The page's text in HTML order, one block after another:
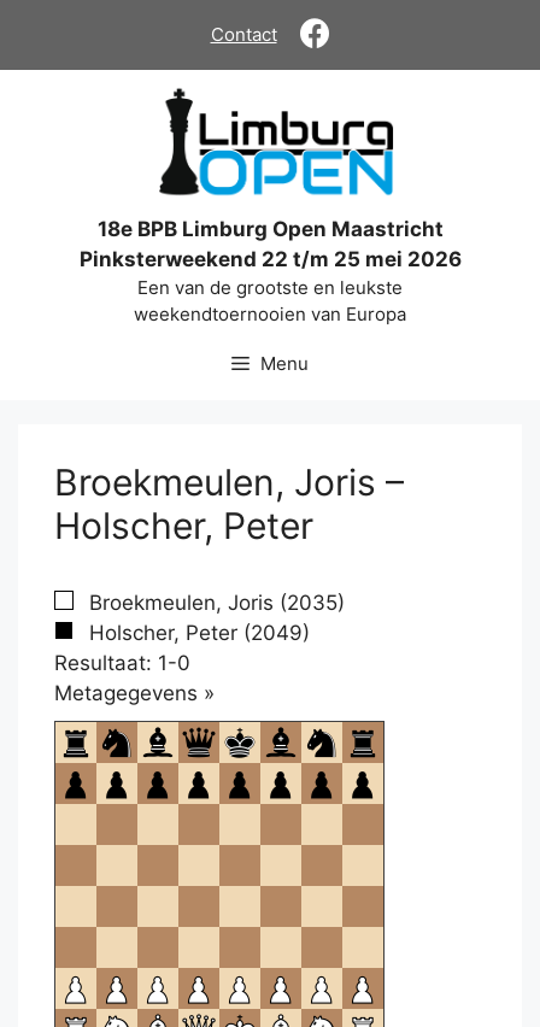
de
Contact
18e BPB Limburg Open Maastricht
Pinksterweekend 22 t/m 25 mei 2026
Een van de grootste en leukste
weekendtoernooien van Europa
Menu
Broekmeulen, Joris –
Holscher, Peter
Broekmeulen, Joris (2035)
Holscher, Peter (2049)
Resultaat: 1-0
Metagegevens »
om
te
openen.